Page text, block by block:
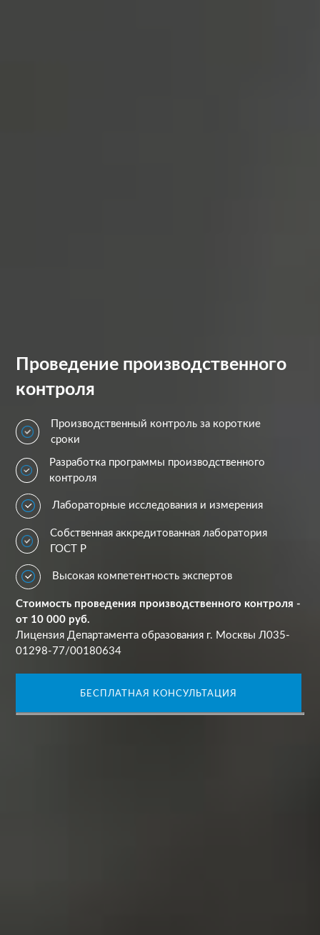
Проведение производственного
контроля
Производственный контроль за короткие
сроки
Разработка программы производственного
контроля
Лабораторные исследования и измерения
Собственная аккредитованная лаборатория
ГОСТ Р
Высокая компетентность экспертов
Стоимость проведения производственного контроля -
от 10 000 руб.
Лицензия Департамента образования г. Москвы Л035-
01298-77/00180634
БЕСПЛАТНАЯ КОНСУЛЬТАЦИЯ